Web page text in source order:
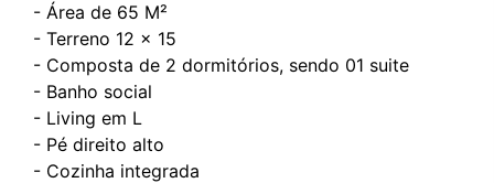
- Área de 65 M²
- ⁠Terreno 12 x 15
- Composta de 2 dormitórios, sendo 01 suite
- Banho social
- Living em L
- Pé direito alto
- Cozinha integrada